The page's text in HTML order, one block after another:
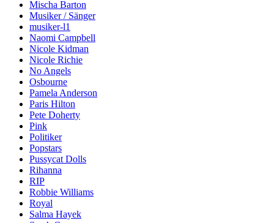
Mischa Barton
Musiker / Sänger
musiker-l1
Naomi Campbell
Nicole Kidman
Nicole Richie
No Angels
Osbourne
Pamela Anderson
Paris Hilton
Pete Doherty
Pink
Politiker
Popstars
Pussycat Dolls
Rihanna
RIP
Robbie Williams
Royal
Salma Hayek